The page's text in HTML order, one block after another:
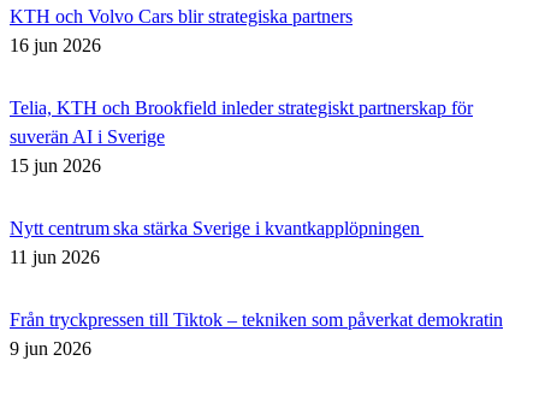
KTH och Volvo Cars blir strategiska partners
16 jun 2026
Telia, KTH och Brookfield inleder strategiskt partnerskap för
suverän AI i Sverige
15 jun 2026
Nytt centrum ska stärka Sverige i kvantkapplöpningen
11 jun 2026
Från tryckpressen till Tiktok – tekniken som påverkat demokratin
9 jun 2026